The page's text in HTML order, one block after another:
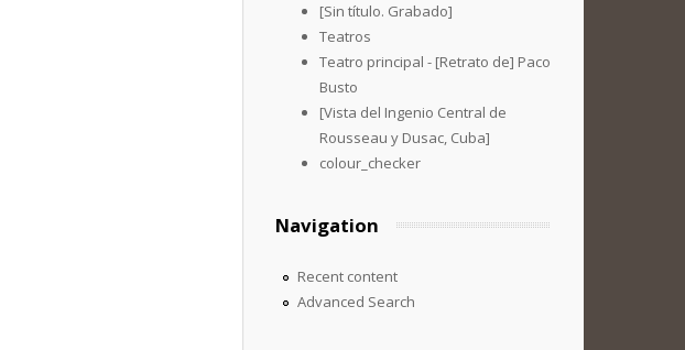
[Sin título. Grabado]
Teatros
Teatro principal - [Retrato de] Paco
Busto
[Vista del Ingenio Central de
Rousseau y Dusac, Cuba]
colour_checker
Navigation
Recent content
Advanced Search